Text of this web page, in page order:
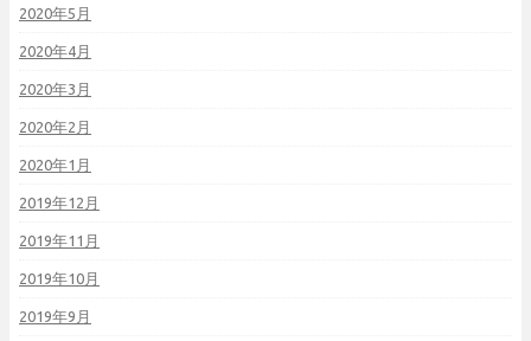
2020年5月
2020年4月
2020年3月
2020年2月
2020年1月
2019年12月
2019年11月
2019年10月
2019年9月